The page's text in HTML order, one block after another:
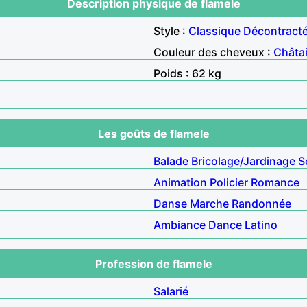
Description physique de flamele
Style : Classique
Couleur des cheveux :
Poids : 62 kg
Les goûts de flamele
Balade Bricolage/Jardinage
Animation Policier Romance
Danse Marche Randonnée
Ambiance Dance Latino
Profession de flamele
Salarié